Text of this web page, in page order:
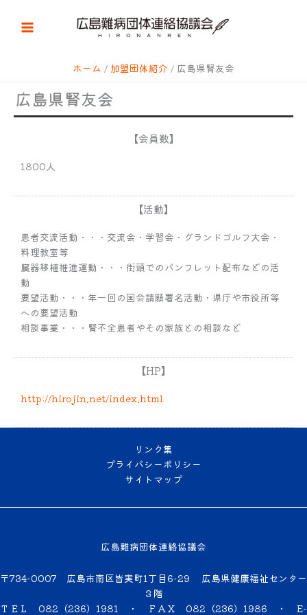
ホーム 加盟団体紹介 広島県腎友会
広島県腎友会
【会員数】
1800人
【活動】
患者交流活動・・・交流会・学習会・グランドゴルフ大会・
料理教室等
臓器移植推進運動・・・街頭でのパンフレット配布などの活
動
要望活動・・・年一回の国会請願署名活動・県庁や市役所等
への要望活動
相談事業・・・腎不全患者やその家族との相談など
【HP】
http://hirojin.net/index.html
リンク集
プライバシーポリシー
サイトマップ
広島難病団体連絡協議会
〒734-0007 広島市南区皆実町1丁目6-29 広島県健康福祉センター
３階
ＴＥＬ 082（236）1981 ・ ＦＡＸ 082（236）1986 ・ E-